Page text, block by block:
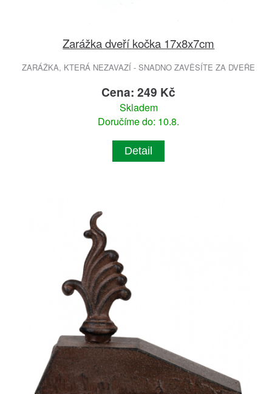
Zarážka dveří kočka 17x8x7cm
ZARÁŽKA, KTERÁ NEZAVAZÍ - SNADNO ZAVĚSÍTE ZA DVEŘE
Cena: 249 Kč
Skladem
Doručíme do: 10.8.
Detail